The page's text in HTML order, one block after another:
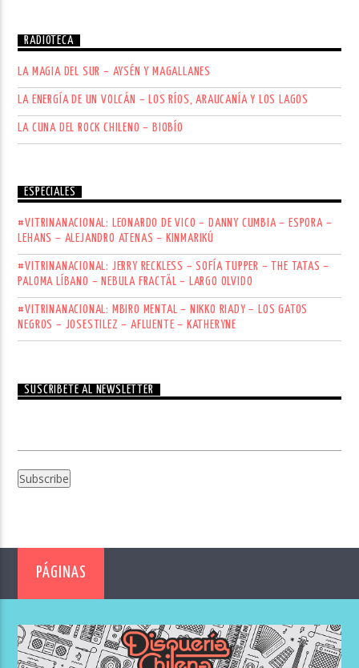
RADIOTECA
LA MAGIA DEL SUR – AYSÉN Y MAGALLANES
LA ENERGÍA DE UN VOLCÁN – LOS RÍOS, ARAUCANÍA Y LOS LAGOS
LA CUNA DEL ROCK CHILENO – BIOBÍO
ESPECIALES
#VITRINANACIONAL: LEONARDO DE VICO – DANNY CUMBIA – ESPORA –
LEHANS – ALEJANDRO ATENAS – KINMARIKÚ
#VITRINANACIONAL: JERRY RECKLESS – SOFÍA TUPPER – THE TATAS –
PALOMA LÍBANO – NEBULA FRACTÄL – LARGO OLVIDO
#VITRINANACIONAL: MBIRO MENTAL – NIKKO RIADY – LOS GATOS
NEGROS – JOSESTILEZ – AFLUENTE – KATHERYNE
SUSCRÍBETE AL NEWSLETTER
PÁGINAS